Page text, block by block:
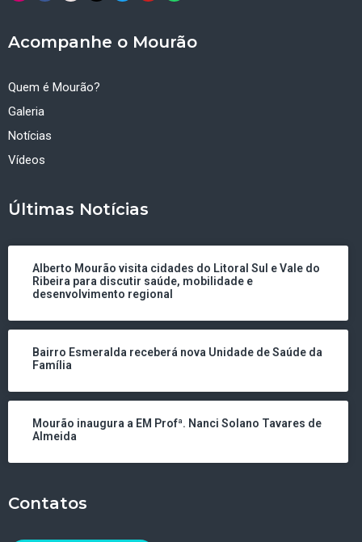
Acompanhe o Mourão
Quem é Mourão?
Galeria
Notícias
Vídeos
Últimas Notícias
Alberto Mourão visita cidades do Litoral Sul e Vale do
Ribeira para discutir saúde, mobilidade e
desenvolvimento regional
Bairro Esmeralda receberá nova Unidade de Saúde da
Família
Mourão inaugura a EM Profª. Nanci Solano Tavares de
Almeida
Contatos